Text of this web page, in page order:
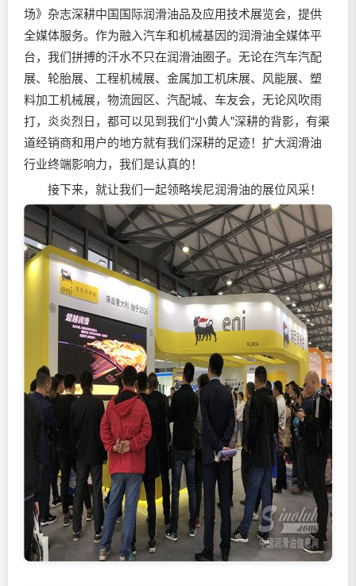
场》杂志深耕中国国际润滑油品及应用技术展览会，提供
全媒体服务。作为融入汽车和机械基因的润滑油全媒体平
台，我们拼搏的汗水不只在润滑油圈子。无论在汽车汽配
展、轮胎展、工程机械展、金属加工机床展、风能展、塑
料加工机械展，物流园区、汽配城、车友会，无论风吹雨
打，炎炎烈日，都可以见到我们“小黄人”深耕的背影，有渠
道经销商和用户的地方就有我们深耕的足迹！扩大润滑油
行业终端影响力，我们是认真的！
接下来，就让我们一起领略埃尼润滑油的展位风采！